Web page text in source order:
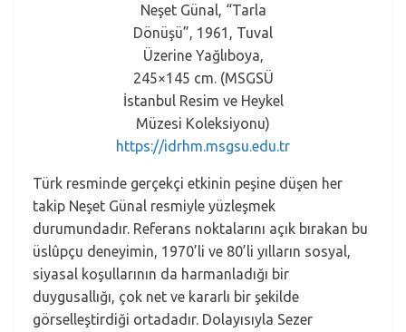
Neşet Günal, “Tarla
Dönüşü”, 1961, Tuval
Üzerine Yağlıboya,
245×145 cm. (MSGSÜ
İstanbul Resim ve Heykel
Müzesi Koleksiyonu)
https://idrhm.msgsu.edu.tr
Türk resminde gerçekçi etkinin peşine düşen her
takip Neşet Günal resmiyle yüzleşmek
durumundadır. Referans noktalarını açık bırakan bu
üslûpçu deneyimin, 1970’li ve 80’li yılların sosyal,
siyasal koşullarının da harmanladığı bir
duygusallığı, çok net ve kararlı bir şekilde
görselleştirdiği ortadadır. Dolayısıyla Sezer